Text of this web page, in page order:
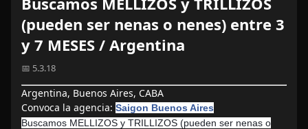
(pueden ser nenas o nenes) entre 3
y 7 MESES / Argentina
📅 5.3.18
Argentina, Buenos Aires, CABA
Convoca la agencia: Saigon Buenos Aires
Buscamos MELLIZOS y TRILLIZOS (pueden ser nenas o